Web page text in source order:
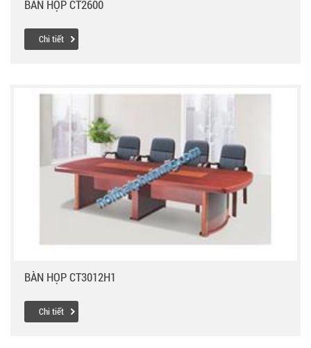
BÀN HỌP CT2600
Chi tiết
BÀN HỌP CT3012H1
Chi tiết